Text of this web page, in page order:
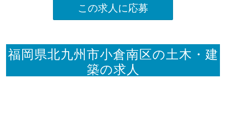
この求人に応募
福岡県北九州市小倉南区の土木・建
築の求人